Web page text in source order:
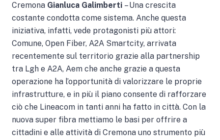
Cremona Gianluca Galimberti – Una crescita
costante condotta come sistema. Anche questa
iniziativa, infatti, vede protagonisti più attori:
Comune, Open Fiber, A2A Smartcity, arrivata
recentemente sul territorio grazie alla partnership
tra Lgh e A2A, Aem che anche grazie a questa
operazione ha l’opportunità di valorizzare le proprie
infrastrutture, e in più il piano consente di rafforzare
ciò che Lineacom in tanti anni ha fatto in città. Con la
nuova super fibra mettiamo le basi per offrire a
cittadini e alle attività di Cremona uno strumento più